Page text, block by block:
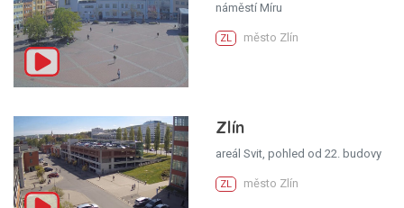
náměstí Míru
ZL město Zlín
Zlín
areál Svit, pohled od 22. budovy
ZL město Zlín